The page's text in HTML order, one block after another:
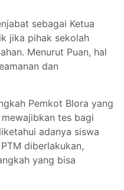
sebagai Ketua
jika pihak sekolah
Menurut Puan, hal
dan
Pemkot Blora yang
tes bagi
adanya siswa
diberlakukan,
yang bisa